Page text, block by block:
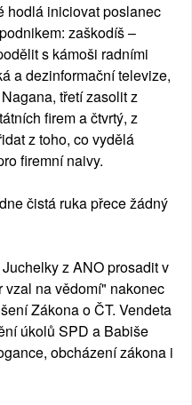
hodlá iniciovat poslanec
zaškodíš –
s kámoši radními
a dezinformační televize,
třetí zasolit z
firem a čtvrtý, z
z toho, co vydělá
firemní naivy.
čistá ruka přece žádný
z ANO prosadit v
na vědomí" nakonec
Zákona o ČT. Vendeta
úkolů SPD a Babiše
obcházení zákona i